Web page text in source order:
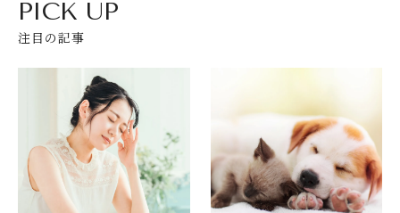
PICK UP
注目の記事